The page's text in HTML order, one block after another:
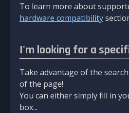
To learn more about
hardware compatibility
I'm looking for a
Take advantage of the
of the page!
You can either simply fill in
box...